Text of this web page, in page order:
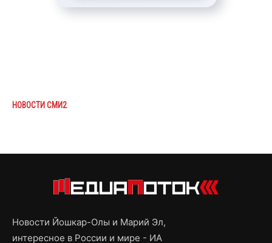
НОВОСТИ СМИ2
Новости Йошкар-Олы и Марий Эл,
интересное в России и мире - ИА